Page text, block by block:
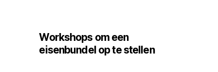
Workshops om een
eisenbundel op te stellen